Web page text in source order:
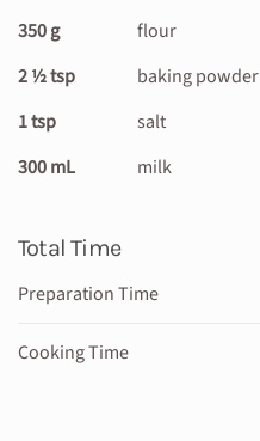
350 g
flour
2 ½ tsp
baking powder
1 tsp
salt
300 mL
milk
Total Time
Preparation Time
Cooking Time